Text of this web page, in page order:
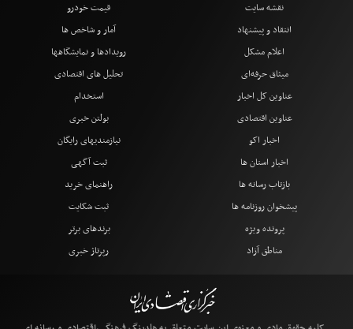
نقشه سایت
انتقاد و پیشنهاد
اعلام مشکل
میثاق حرفه‌ای
قیمت خودرو
آمار و شاخص ها
رویدادها و نمایشگاهها
تحلیل های اقتصادی
عناوین کل اخبار
عناوین اقتصادی
اخبار اکو
اخبار استان ها
بازتاب رسانه ها
پیشخوان روزنامه ها
پرونده ویژه
مناطق آزاد
استخدام
بولتن خبری
نیازمندیهای رایگان
ثبت آگهی
راهنمای خرید
ثبت شکایت
برندهای برتر
رپرتاژ خبری